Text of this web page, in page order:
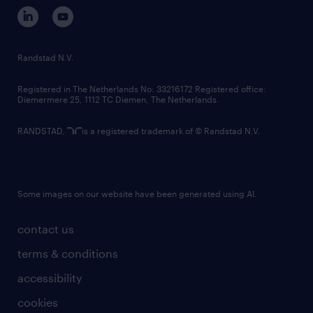
corporate governance
randstad innovation fund
country websites
contact us
terms & conditions
accessibility
cookies
Randstad N.V.
Registered in The Netherlands No: 33216172 Registered office:
Diemermere 25, 1112 TC Diemen, The Netherlands.
RANDSTAD, is a registered trademark of © Randstad N.V.
Some images on our website have been generated using AI.